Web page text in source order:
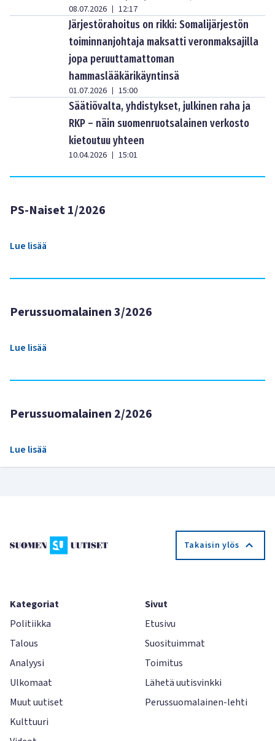
08.07.2026 | 12:17
Järjestörahoitus on rikki: Somalijärjestön
toiminnanjohtaja maksatti veronmaksajilla
jopa peruuttamattoman
hammaslääkärikäyntinsä
01.07.2026 | 15:00
Säätiövalta, yhdistykset, julkinen raha ja
RKP – näin suomenruotsalainen verkosto
kietoutuu yhteen
10.04.2026 | 15:01
PS-Naiset 1/2026
Lue lisää
Perussuomalainen 3/2026
Lue lisää
Perussuomalainen 2/2026
Lue lisää
Takaisin ylös
Kategoriat
Politiikka
Talous
Analyysi
Ulkomaat
Muut uutiset
Kulttuuri
Sivut
Etusivu
Suosituimmat
Toimitus
Lähetä uutisvinkki
Perussuomalainen-lehti